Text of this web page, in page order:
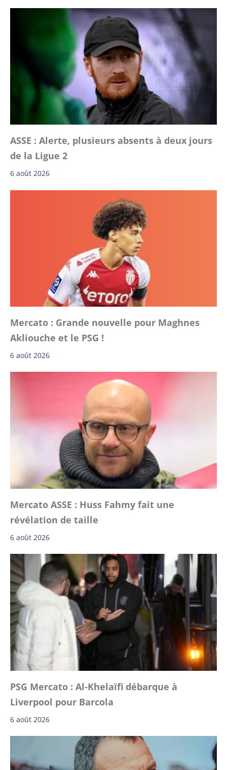
ASSE : Alerte, plusieurs absents à deux jours
de la Ligue 2
6 août 2026
Mercato : Grande nouvelle pour Maghnes
Akliouche et le PSG !
6 août 2026
Mercato ASSE : Huss Fahmy fait une
révélation de taille
6 août 2026
PSG Mercato : Al-Khelaïfi débarque à
Liverpool pour Barcola
6 août 2026